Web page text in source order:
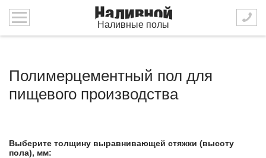
Наливные полы
Полимерцементный пол для
пищевого производства
Выберите толщину выравнивающей стяжки (высоту
пола), мм: